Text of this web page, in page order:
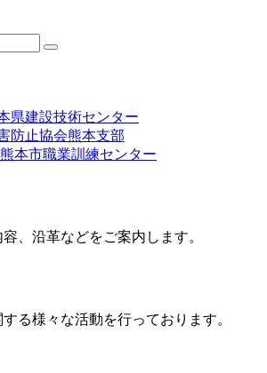
県建設技術センター
防止協会熊本支部
本市職業訓練センター
、沿革などをご案内します。
る様々な活動を行っております。